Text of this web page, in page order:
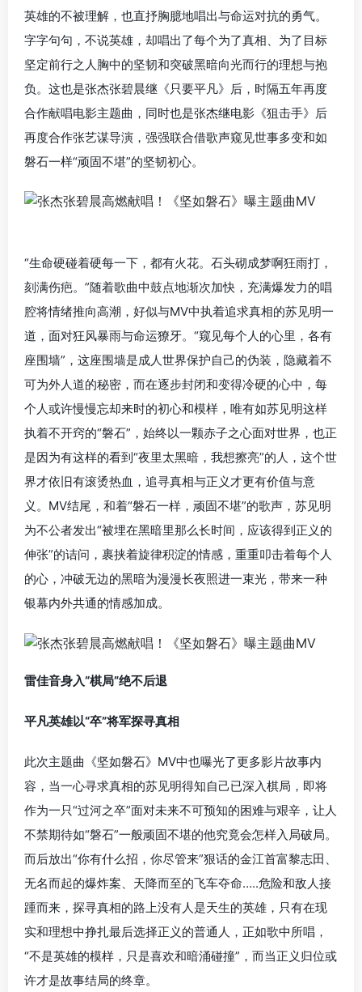
英雄的不被理解，也直抒胸臆地唱出与命运对抗的勇气。
字字句句，不说英雄，却唱出了每个为了真相、为了目标
坚定前行之人胸中的坚韧和突破黑暗向光而行的理想与抱
负。这也是张杰张碧晨继《只要平凡》后，时隔五年再度
合作献唱电影主题曲，同时也是张杰继电影《狙击手》后
再度合作张艺谋导演，强强联合借歌声窥见世事多变和如
磐石一样“顽固不堪”的坚韧初心。
“生命硬碰着硬每一下，都有火花。石头砌成梦啊狂雨打，
刻满伤疤。”随着歌曲中鼓点地渐次加快，充满爆发力的唱
腔将情绪推向高潮，好似与MV中执着追求真相的苏见明一
道，面对狂风暴雨与命运獠牙。“窥见每个人的心里，各有
座围墙”，这座围墙是成人世界保护自己的伪装，隐藏着不
可为外人道的秘密，而在逐步封闭和变得冷硬的心中，每
个人或许慢慢忘却来时的初心和模样，唯有如苏见明这样
执着不开窍的“磐石”，始终以一颗赤子之心面对世界，也正
是因为有这样的看到“夜里太黑暗，我想擦亮”的人，这个世
界才依旧有滚烫热血，追寻真相与正义才更有价值与意
义。MV结尾，和着“磐石一样，顽固不堪”的歌声，苏见明
为不公者发出“被埋在黑暗里那么长时间，应该得到正义的
伸张”的诘问，裹挟着旋律积淀的情感，重重叩击着每个人
的心，冲破无边的黑暗为漫漫长夜照进一束光，带来一种
银幕内外共通的情感加成。
雷佳音身入“棋局”绝不后退
平凡英雄以“卒”将军探寻真相
此次主题曲《坚如磐石》MV中也曝光了更多影片故事内
容，当一心寻求真相的苏见明得知自己已深入棋局，即将
作为一只“过河之卒”面对未来不可预知的困难与艰辛，让人
不禁期待如“磐石”一般顽固不堪的他究竟会怎样入局破局。
而后放出“你有什么招，你尽管来”狠话的金江首富黎志田、
无名而起的爆炸案、天降而至的飞车夺命…..危险和敌人接
踵而来，探寻真相的路上没有人是天生的英雄，只有在现
实和理想中挣扎最后选择正义的普通人，正如歌中所唱，
“不是英雄的模样，只是喜欢和暗涌碰撞”，而当正义归位或
许才是故事结局的终章。